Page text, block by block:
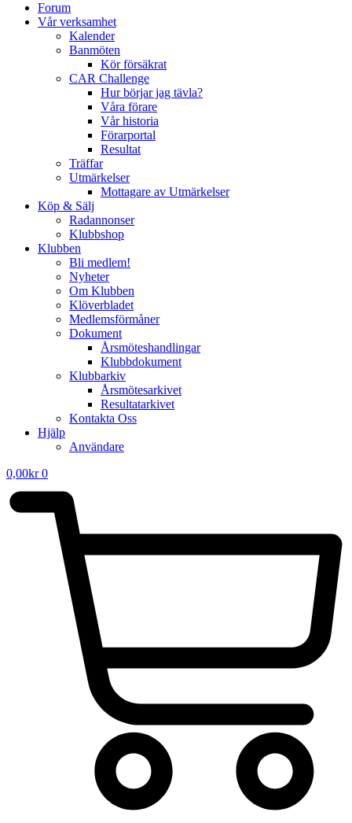
Forum
Vår verksamhet
Kalender
Banmöten
Kör försäkrat
CAR Challenge
Hur börjar jag tävla?
Våra förare
Vår historia
Förarportal
Resultat
Träffar
Utmärkelser
Mottagare av Utmärkelser
Köp & Sälj
Radannonser
Klubbshop
Klubben
Bli medlem!
Nyheter
Om Klubben
Klöverbladet
Medlemsförmåner
Dokument
Årsmöteshandlingar
Klubbdokument
Klubbarkiv
Årsmötesarkivet
Resultatarkivet
Kontakta Oss
Hjälp
Användare
0,00kr 0